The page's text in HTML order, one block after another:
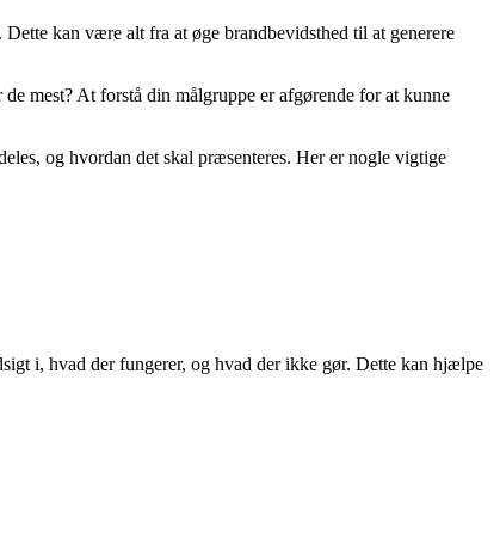
kan være alt fra at øge brandbevidsthed til at generere
mest? At forstå din målgruppe er afgørende for at kunne
og hvordan det skal præsenteres. Her er nogle vigtige
i, hvad der fungerer, og hvad der ikke gør. Dette kan hjælpe